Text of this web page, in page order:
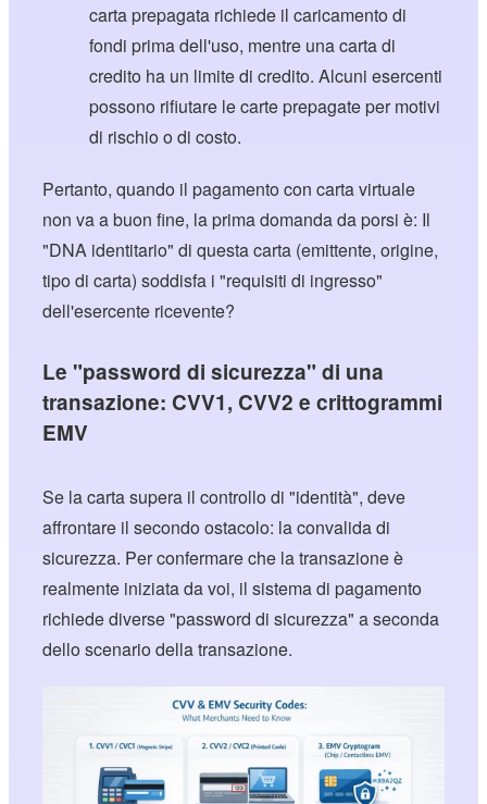
carta prepagata richiede il caricamento di
fondi prima dell'uso, mentre una carta di
credito ha un limite di credito. Alcuni esercenti
possono rifiutare le carte prepagate per motivi
di rischio o di costo.
Pertanto, quando il pagamento con carta virtuale
non va a buon fine, la prima domanda da porsi è: Il
"DNA identitario" di questa carta (emittente, origine,
tipo di carta) soddisfa i "requisiti di ingresso"
dell'esercente ricevente?
Le "password di sicurezza" di una
transazione: CVV1, CVV2 e crittogrammi
EMV
Se la carta supera il controllo di "identità", deve
affrontare il secondo ostacolo: la convalida di
sicurezza. Per confermare che la transazione è
realmente iniziata da voi, il sistema di pagamento
richiede diverse "password di sicurezza" a seconda
dello scenario della transazione.